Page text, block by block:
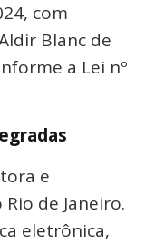
com
Blanc de
a Lei nº
e
de Janeiro.
eletrônica,